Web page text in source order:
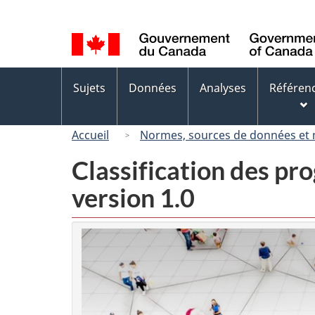
de
la
langue
des
Sujets Données Analyses
Accueil Normes, sources de données et
Classification des
version 1.0